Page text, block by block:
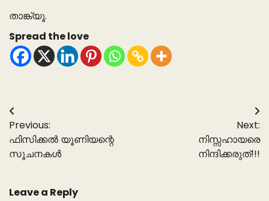
താങ്ക്യൂ.
Spread the love
Post
navigation
Previous:
ഫിസിക്കൽ യൂണിയന്റെ
സൂചനകൾ
Next:
നിസ്സഹായരെ
നിന്ദിക്കരുത്!!!
Leave a Reply